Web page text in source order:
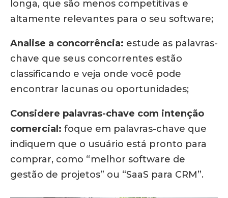
longa, que são menos competitivas e
altamente relevantes para o seu software;
Analise a concorrência: estude as palavras-
chave que seus concorrentes estão
classificando e veja onde você pode
encontrar lacunas ou oportunidades;
Considere palavras-chave com intenção
comercial: foque em palavras-chave que
indiquem que o usuário está pronto para
comprar, como “melhor software de
gestão de projetos” ou “SaaS para CRM”.